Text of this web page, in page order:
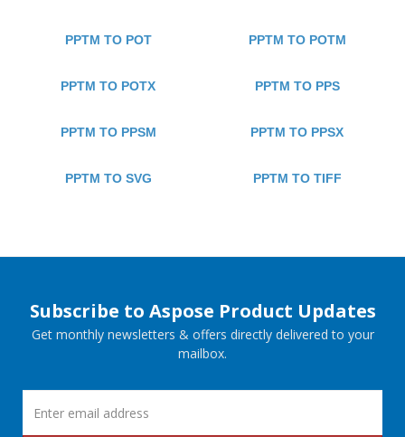
PPTM TO POT PPTM TO POTM
PPTM TO POTX PPTM TO PPS
PPTM TO PPSM PPTM TO PPSX
PPTM TO SVG PPTM TO TIFF
Subscribe to Aspose Product Updates
Get monthly newsletters & offers directly delivered to your
mailbox.